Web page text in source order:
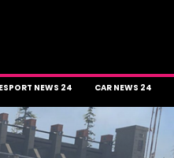
NEWS 24 CAR NEWS 24